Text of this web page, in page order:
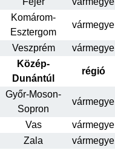
Komárom-
Esztergom
vármegye
Veszprém vármegye
Közép-
Dunántúl
régió
Győr-Moson-
Sopron
vármegye
Vas vármegye
Zala
vármegye